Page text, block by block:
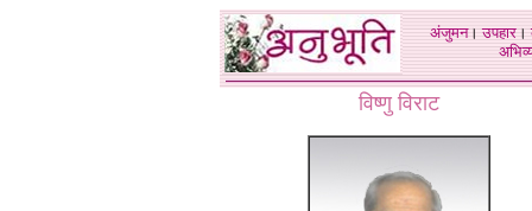
अंजुमन।उपहार।
विष्णु विराट